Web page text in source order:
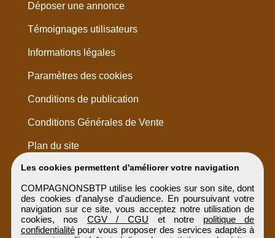
Les cookies permettent d'améliorer votre navigation
COMPAGNONSBTP utilise les cookies sur son site, dont
des cookies d'analyse d'audience. En poursuivant votre
navigation sur ce site, vous acceptez notre utilisation de
cookies, nos CGV / CGU et notre politique de
confidentialitépour vous proposer des services adaptés à
Déposer une annonce
Témoignages utilisateurs
Informations légales
Paramètres des cookies
Conditions de publication
Conditions Générales de Vente
Plan du site